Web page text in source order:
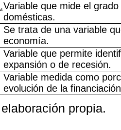
Variable que mide el
domésticas.
Se trata de una variable
economía.
Variable que permite
expansión o de recesión.
Variable medida como
evolución de la
propia.